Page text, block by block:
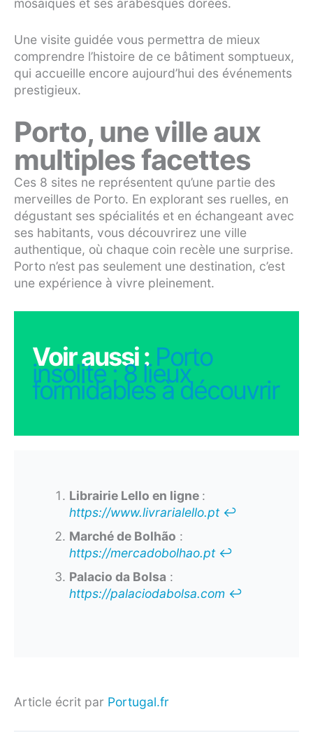
mosaïques et ses arabesques dorées.
Une visite guidée vous permettra de mieux
comprendre l’histoire de ce bâtiment somptueux,
qui accueille encore aujourd’hui des événements
prestigieux.
Porto, une ville aux
multiples facettes
Ces 8 sites ne représentent qu’une partie des
merveilles de Porto. En explorant ses ruelles, en
dégustant ses spécialités et en échangeant avec
ses habitants, vous découvrirez une ville
authentique, où chaque coin recèle une surprise.
Porto n’est pas seulement une destination, c’est
une expérience à vivre pleinement.
Voir aussi : Porto
insolite : 8 lieux
formidables à découvrir
Librairie Lello en ligne :
https://www.livrarialello.pt ↩︎
Marché de Bolhão :
https://mercadobolhao.pt ↩︎
Palacio da Bolsa :
https://palaciodabolsa.com ↩︎
Article écrit par Portugal.fr